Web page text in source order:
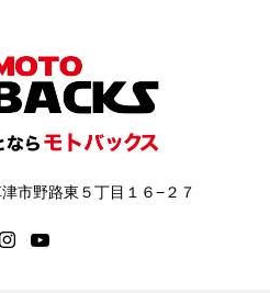
市野路東５丁目１６−２７